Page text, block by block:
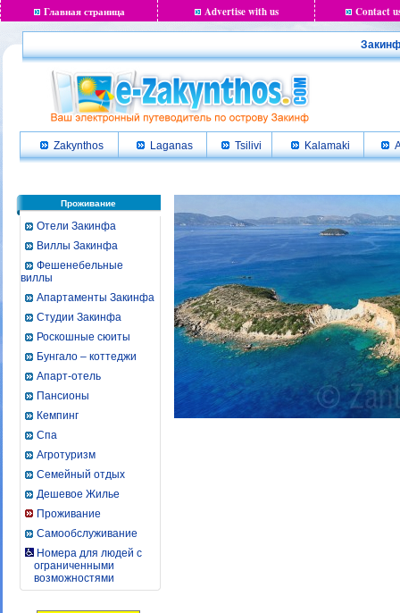
Главная страница Advertise with us Contact
Zakynthos Laganas Tsilivi Kalamaki
Проживание
Отели Закинфа
Виллы Закинфа
Фешенебельные
виллы
Апартаменты Закинфа
Студии Закинфа
Роскошные сюиты
Бунгало – коттеджи
Апарт-отель
Пансионы
Кемпинг
Спа
Агротуризм
Семейный отдых
Дешевое Жилье
Проживание
Самообслуживание
Номера для людей с
ограниченными
возможностями